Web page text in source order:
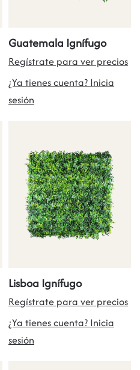
Guatemala Ignífugo
Regístrate para ver precios
¿Ya tienes cuenta? Inicia
sesión
Lisboa Ignífugo
Regístrate para ver precios
¿Ya tienes cuenta? Inicia
sesión